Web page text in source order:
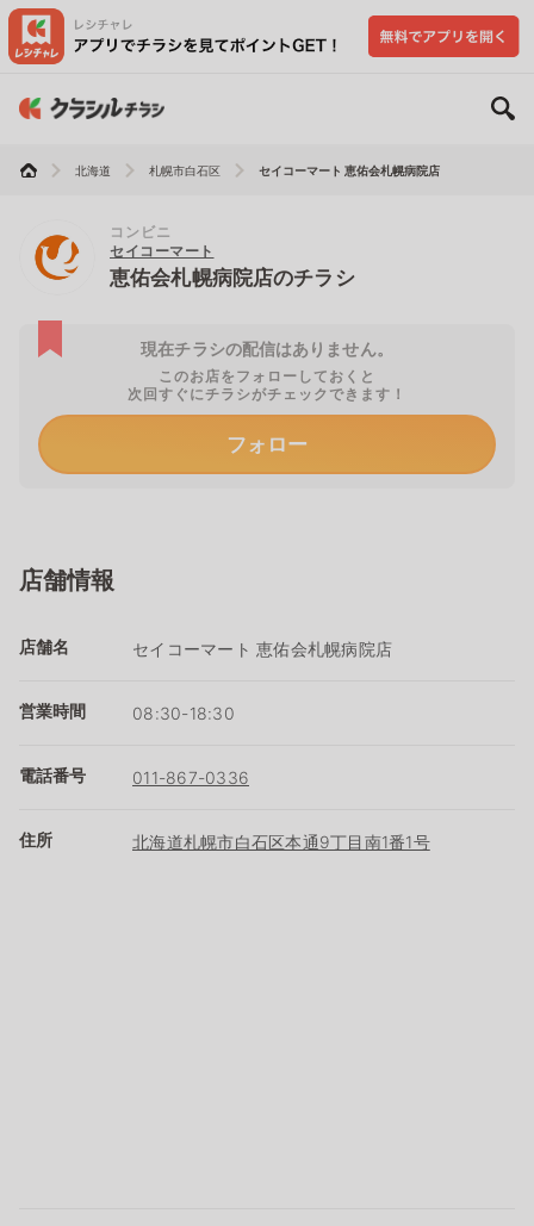
北海道 札幌市白石区 セイコーマート 恵佑会札幌病院店
コンビニ
セイコーマート
恵佑会札幌病院店のチラシ
現在チラシの配信はありません。
このお店をフォローしておくと
次回すぐにチラシがチェックできます！
フォロー
店舗情報
店舗名 セイコーマート 恵佑会札幌病院店
営業時間 08:30-18:30
電話番号 011-867-0336
住所 北海道札幌市白石区本通9丁目南1番1号